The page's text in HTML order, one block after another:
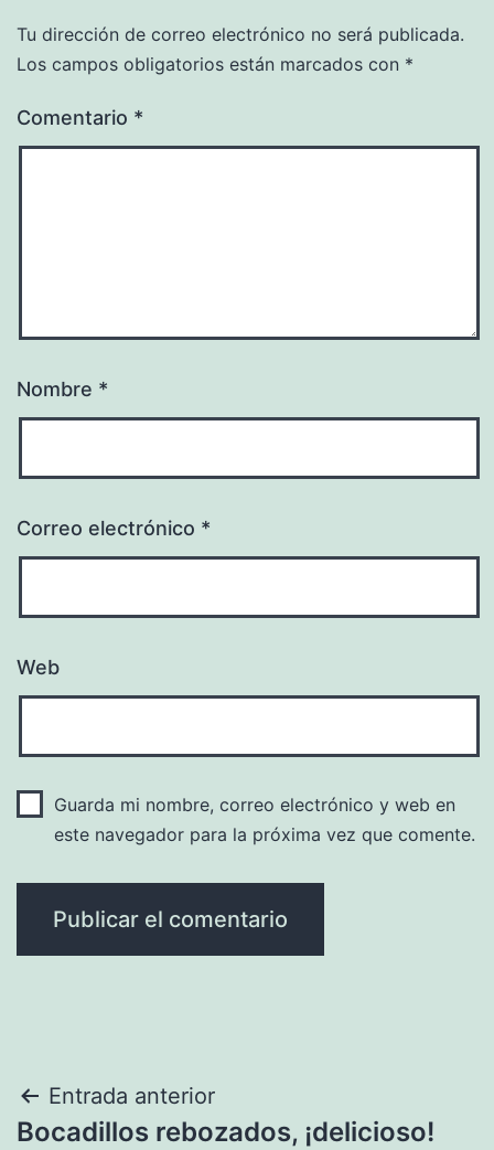
Tu dirección de correo electrónico no será publicada.
Los campos obligatorios están marcados con *
Comentario *
Nombre *
Correo electrónico *
Web
Guarda mi nombre, correo electrónico y web en
este navegador para la próxima vez que comente.
Navegación
Entrada anterior
Bocadillos rebozados, ¡delicioso!